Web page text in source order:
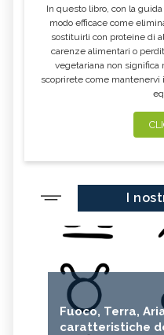
In questo libro, con la
modo efficace come
sostituirli con proteine di
carenze alimentari o
vegetariana non significa
scoprirete come
I
Fuoco, Terra,
caratteristiche